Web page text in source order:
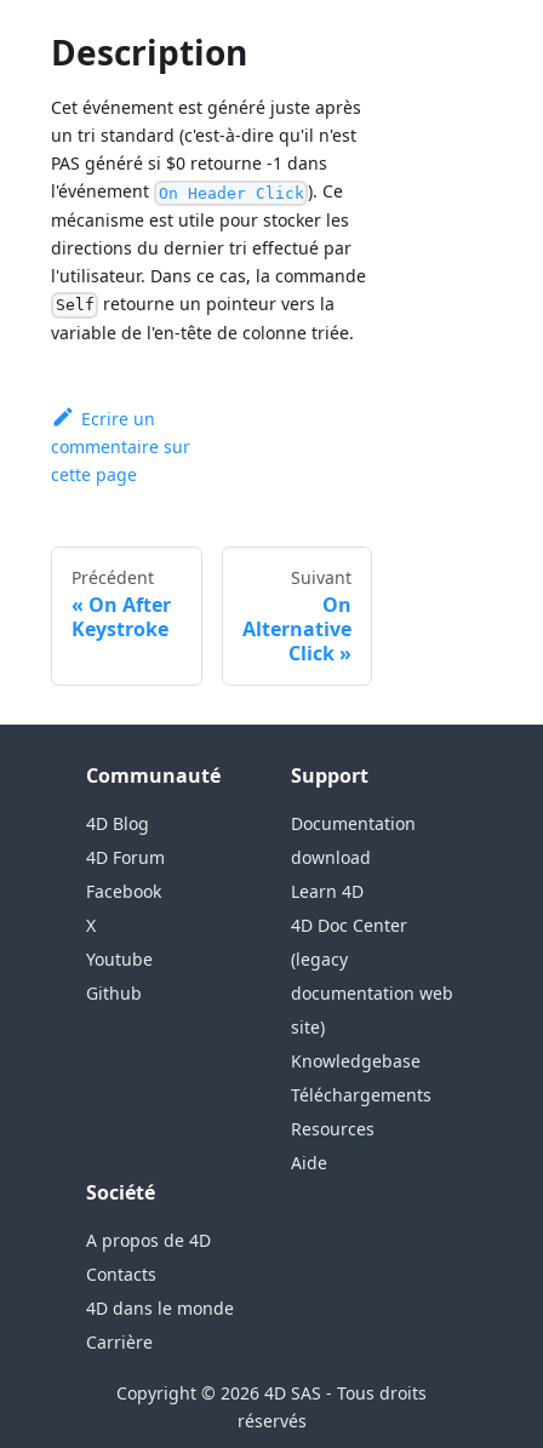
Description
Cet événement est généré juste après
un tri standard (c'est-à-dire qu'il n'est
PAS généré si $0 retourne -1 dans
l'événement On Header Click ). Ce
mécanisme est utile pour stocker les
directions du dernier tri effectué par
l'utilisateur. Dans ce cas, la commande
Self retourne un pointeur vers la
variable de l'en-tête de colonne triée.
Ecrire un
commentaire sur
cette page
Précédent
On After
Keystroke
Suivant
On
Alternative
Click
Communauté
4D Blog
4D Forum
Facebook
X
Youtube
Github
Support
Documentation
download
Learn 4D
4D Doc Center
(legacy
documentation web
site)
Knowledgebase
Téléchargements
Resources
Aide
Société
A propos de 4D
Contacts
4D dans le monde
Carrière
Copyright © 2026 4D SAS - Tous droits
réservés